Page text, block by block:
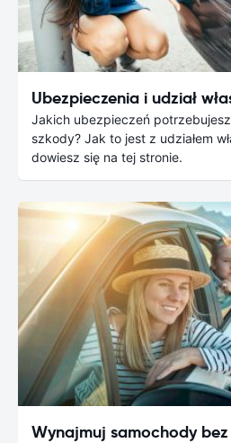
Ubezpieczenia i udział
Jakich ubezpieczeń
szkody? Jak to jest z udziałem
dowiesz się na tej stronie.
Wynajmuj samochody